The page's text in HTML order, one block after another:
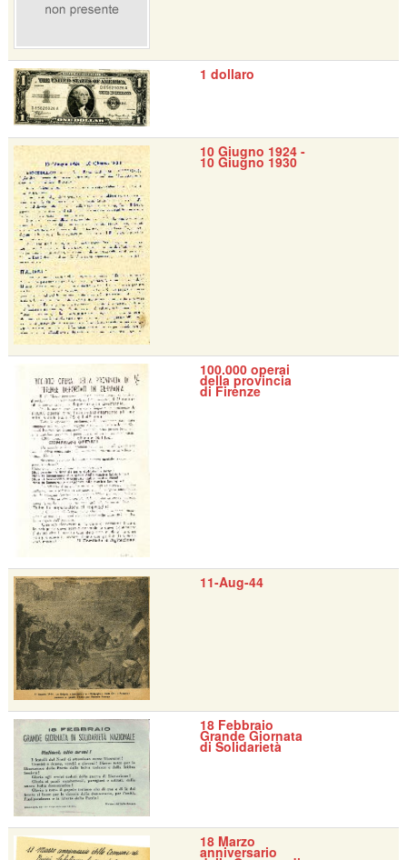
1 dollaro
10 Giugno 1924 -
10 Giugno 1930
100.000 operai
della provincia
di Firenze
11-Aug-44
18 Febbraio
Grande Giornata
di Solidarietà
18 Marzo
anniversario